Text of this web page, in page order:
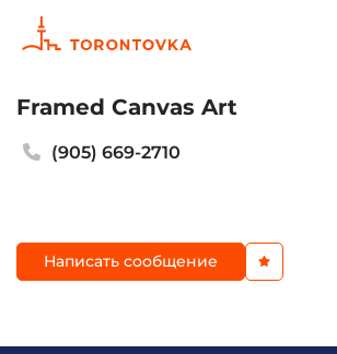
Framed Canvas Art
(905) 669-2710
Написать сообщение